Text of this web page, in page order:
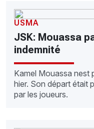
USMA
JSK: Mouassa
indemnité
Kamel Mouassa nest
hier. Son départ était
par les joueurs.